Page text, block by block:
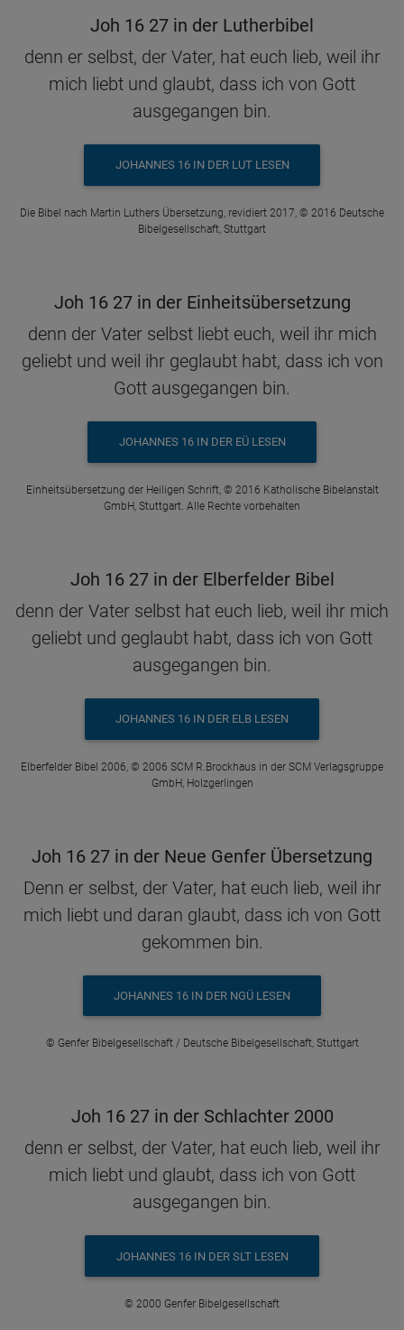
Joh 16 27 in der Lutherbibel
denn er selbst, der Vater, hat euch lieb, weil ihr
mich liebt und glaubt, dass ich von Gott
ausgegangen bin.
JOHANNES 16 IN DER LUT LESEN
Die Bibel nach Martin Luthers Übersetzung, revidiert 2017, © 2016 Deutsche
Bibelgesellschaft, Stuttgart
Joh 16 27 in der Einheitsübersetzung
denn der Vater selbst liebt euch, weil ihr mich
geliebt und weil ihr geglaubt habt, dass ich von
Gott ausgegangen bin.
JOHANNES 16 IN DER EÜ LESEN
Einheitsübersetzung der Heiligen Schrift, © 2016 Katholische Bibelanstalt
GmbH, Stuttgart. Alle Rechte vorbehalten
Joh 16 27 in der Elberfelder Bibel
denn der Vater selbst hat euch lieb, weil ihr mich
geliebt und geglaubt habt, dass ich von Gott
ausgegangen bin.
JOHANNES 16 IN DER ELB LESEN
Elberfelder Bibel 2006, © 2006 SCM R.Brockhaus in der SCM Verlagsgruppe
GmbH, Holzgerlingen
Joh 16 27 in der Neue Genfer Übersetzung
Denn er selbst, der Vater, hat euch lieb, weil ihr
mich liebt und daran glaubt, dass ich von Gott
gekommen bin.
JOHANNES 16 IN DER NGÜ LESEN
© Genfer Bibelgesellschaft / Deutsche Bibelgesellschaft, Stuttgart
Joh 16 27 in der Schlachter 2000
denn er selbst, der Vater, hat euch lieb, weil ihr
mich liebt und glaubt, dass ich von Gott
ausgegangen bin.
JOHANNES 16 IN DER SLT LESEN
© 2000 Genfer Bibelgesellschaft